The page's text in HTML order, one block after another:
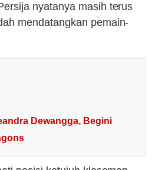
nyatanya masih terus
mendatangkan pemain-
Dewangga, Begini